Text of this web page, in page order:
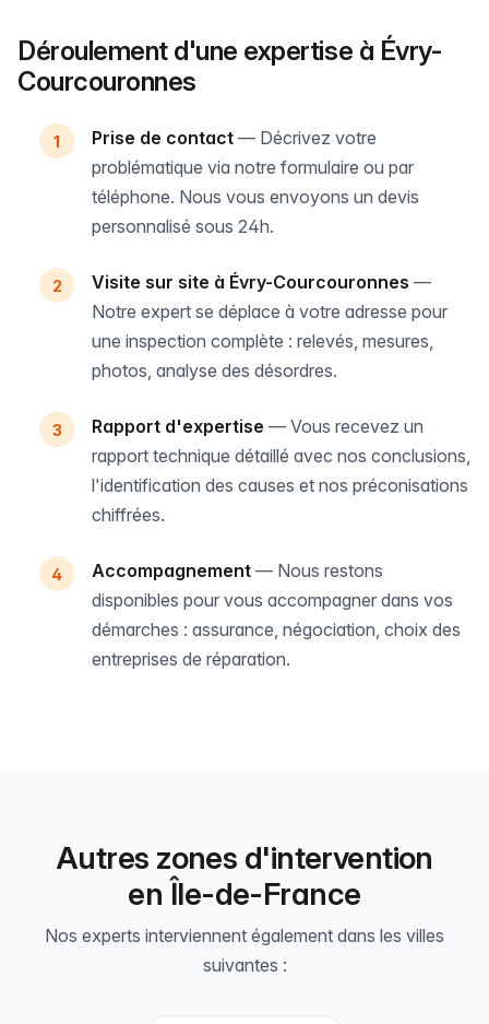
Déroulement d'une expertise à Évry-
Courcouronnes
Prise de contact — Décrivez votre
problématique via notre formulaire ou par
téléphone. Nous vous envoyons un devis
personnalisé sous 24h.
Visite sur site à Évry-Courcouronnes —
Notre expert se déplace à votre adresse pour
une inspection complète : relevés, mesures,
photos, analyse des désordres.
Rapport d'expertise — Vous recevez un
rapport technique détaillé avec nos conclusions,
l'identification des causes et nos préconisations
chiffrées.
Accompagnement — Nous restons
disponibles pour vous accompagner dans vos
démarches : assurance, négociation, choix des
entreprises de réparation.
Autres zones d'intervention
en Île-de-France
Nos experts interviennent également dans les villes
suivantes :